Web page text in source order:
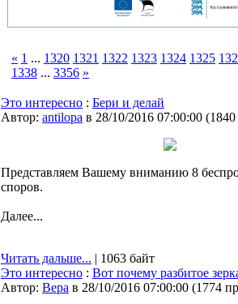
« 1 ... 1320 1321 1322 1323 1324 1325
1338 ... 3356 »
Это интересно : Бери и делай
Автор: antilopa в 28/10/2016 07:00:00 (
Представляем Вашему вниманию 8
споров.
Далее...
Читать дальше... | 1063 байт
Это интересно : Вот почему разбитое
Автор: Bepa в 28/10/2016 07:00:00 (1774